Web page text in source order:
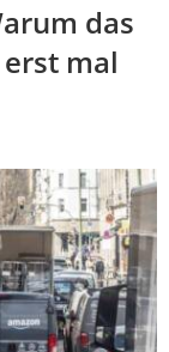
das
mal